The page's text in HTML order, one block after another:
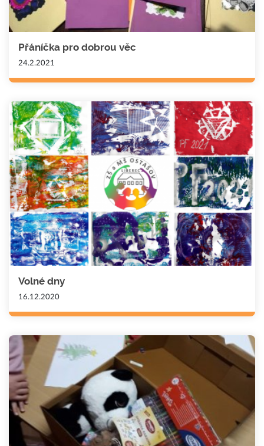
Přáníčka pro dobrou věc
24.2.2021
Volné dny
16.12.2020